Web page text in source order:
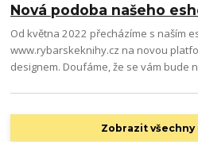
Nová podoba našeho
Od května 2022 přecházíme s naším
www.rybarskeknihy.cz na novou
designem. Doufáme, že se vám bude
Zobrazit všechny